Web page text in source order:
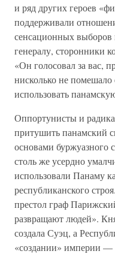
и ряд других героев
поддерживали
сенсационных
генералу, сторонники
«Он голосовал за вас,
нисколько не
использовать
Оппортунисты и
притушить панамский
основами буржуазного
столь же усердно
использовали Панаму
республиканского
престол граф
развращают людей».
создала Суэц, а
«создании» империи